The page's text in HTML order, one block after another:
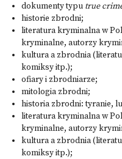
dokumenty typu true
historie zbrodni;
literatura kryminalna w
kryminalne, autorzy
kultura a zbrodnia
komiksy itp.);
ofiary i zbrodniarze;
mitologia zbrodni;
historia zbrodni: tyranie,
literatura kryminalna w
kryminalne, autorzy
kultura a zbrodnia
komiksy itp.);